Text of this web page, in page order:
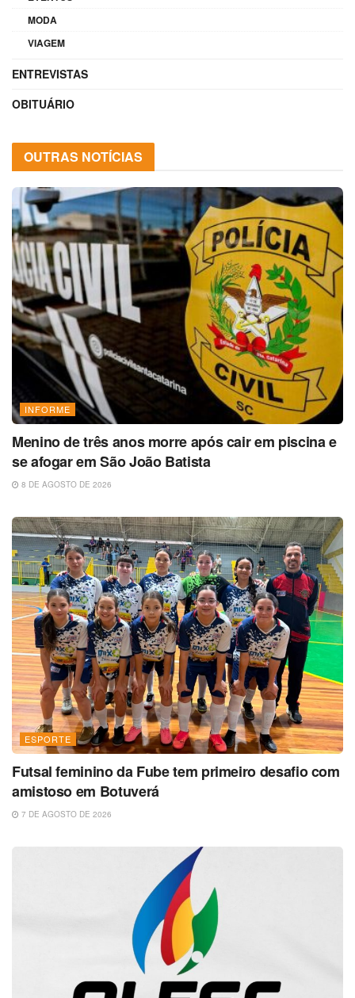
MODA
VIAGEM
ENTREVISTAS
OBITUÁRIO
OUTRAS NOTÍCIAS
INFORME
Menino de três anos morre após cair em piscina e
se afogar em São João Batista
8 DE AGOSTO DE 2026
ESPORTE
Futsal feminino da Fube tem primeiro desafio com
amistoso em Botuverá
7 DE AGOSTO DE 2026